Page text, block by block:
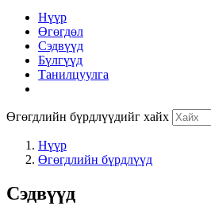
Нүүр
Өгөгдөл
Сэдвүүд
Бүлгүүд
Танилцуулга
Өгөгдлийн бүрдлүүдийг хайх
Нүүр
Өгөгдлийн бүрдлүүд
Сэдвүүд